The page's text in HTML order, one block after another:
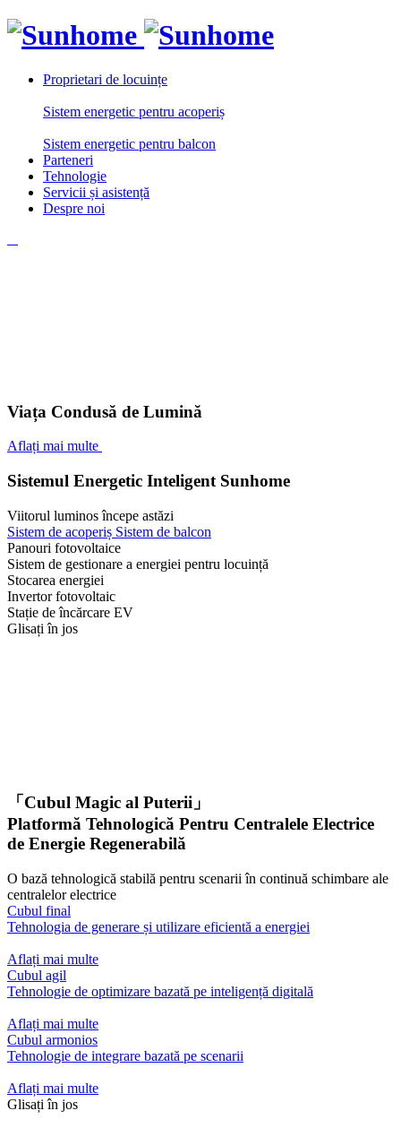
Proprietari de locuințe
Sistem energetic pentru acoperiș
Sistem energetic pentru balcon
Parteneri
Tehnologie
Servicii și asistență
Despre noi
Viața Condusă de Lumină
Aflați mai multe
Sistemul Energetic Inteligent Sunhome
Viitorul luminos începe astăzi
Sistem de acoperiș Sistem de balcon
Panouri fotovoltaice
Sistem de gestionare a energiei pentru locuință
Stocarea energiei
Invertor fotovoltaic
Stație de încărcare EV
Glisați în jos
「Cubul Magic al Puterii」
Platformă Tehnologică Pentru Centralele Electrice
de Energie Regenerabilă
O bază tehnologică stabilă pentru scenarii în continuă schimbare ale
centralelor electrice
Cubul final
Tehnologia de generare și utilizare eficientă a energiei
Aflați mai multe
Cubul agil
Tehnologie de optimizare bazată pe inteligență digitală
Aflați mai multe
Cubul armonios
Tehnologie de integrare bazată pe scenarii
Aflați mai multe
Glisați în jos